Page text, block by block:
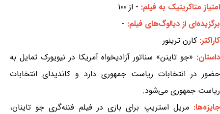
امتیاز متاکریتیک به فیلم: - از ۱۰۰
برگزیده‌ای از دیالوگ‌های فیلم: -
کاراکتر: کارن ترینور
داستان: «جو تاینن» سناتور آزادیخواه آمریکا در نیویورک تمایل به
حضور در انتخابات ریاست جمهوری دارد و کاندیدای انتخابات
ریاست جمهوری می‌شود.
جایزه‌ها:مریل استریپ برای بازی در فیلم فتنه‌گری جو تاینان،